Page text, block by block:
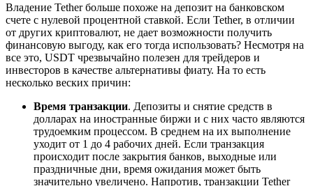
Владение Tether больше похоже на депозит на банковском
счете с нулевой процентной ставкой. Если Tether, в отличии
от других криптовалют, не дает возможности получить
финансовую выгоду, как его тогда использовать? Несмотря на
все это, USDT чрезвычайно полезен для трейдеров и
инвесторов в качестве альтернативы фиату. На то есть
несколько веских причин:
Время транзакции. Депозиты и снятие средств в
долларах на иностранные биржи и с них часто являются
трудоемким процессом. В среднем на их выполнение
уходит от 1 до 4 рабочих дней. Если транзакция
происходит после закрытия банков, выходные или
праздничные дни, время ожидания может быть
значительно увеличено. Напротив, транзакции Tether